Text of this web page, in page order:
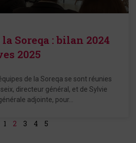
Soreqa : bilan 2024
2025
de la Soreqa se sont réunies
directeur général, et de Sylvie
adjointe, pour…
1 2 3 4 5